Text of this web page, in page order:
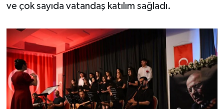
ve çok sayıda vatandaş katılım sağladı.